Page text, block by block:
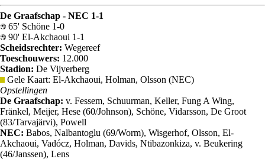
De Graafschap - NEC 1-1
65' Schöne 1-0
90' El-Akchaoui 1-1
Scheidsrechter: Wegereef
Toeschouwers: 12.000
Stadion: De Vijverberg
Gele Kaart: El-Akchaoui, Holman, Olsson (NEC)
Opstellingen
De Graafschap: v. Fessem, Schuurman, Keller, Fung A Wing,
Fränkel, Meijer, Hese (60/Johnson), Schöne, Vidarsson, De Groot
(83/Tarvajärvi), Powell
NEC: Babos, Nalbantoglu (69/Worm), Wisgerhof, Olsson, El-
Akchaoui, Vadócz, Holman, Davids, Ntibazonkiza, v. Beukering
(46/Janssen), Lens